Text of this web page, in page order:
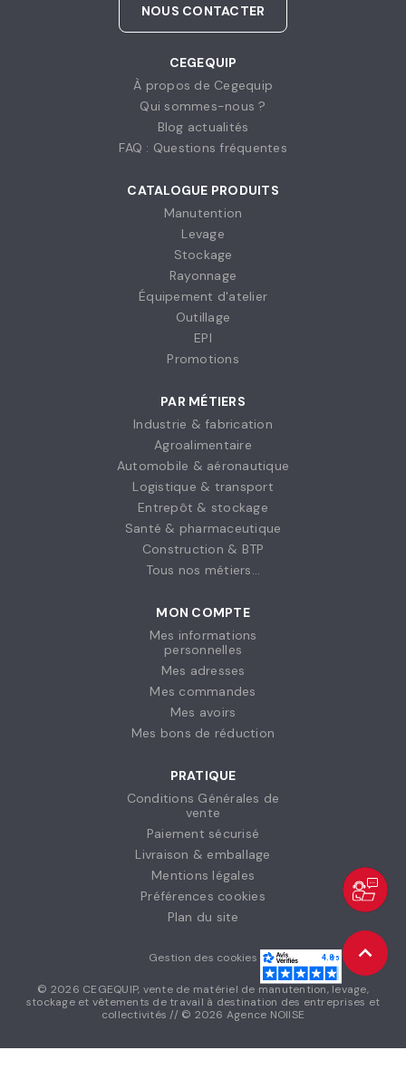
NOUS CONTACTER
CEGEQUIP
À propos de Cegequip
Qui sommes-nous ?
Blog actualités
FAQ : Questions fréquentes
CATALOGUE PRODUITS
Manutention
Levage
Stockage
Rayonnage
Équipement d'atelier
Outillage
EPI
Promotions
PAR MÉTIERS
Industrie & fabrication
Agroalimentaire
Automobile & aéronautique
Logistique & transport
Entrepôt & stockage
Santé & pharmaceutique
Construction & BTP
Tous nos métiers...
MON COMPTE
Mes informations
personnelles
Mes adresses
Mes commandes
Mes avoirs
Mes bons de réduction
PRATIQUE
Conditions Générales de
vente
Paiement sécurisé
Livraison & emballage
Mentions légales
Préférences cookies
Plan du site
Gestion des cookies
© 2026 CEGEQUIP, vente de matériel de manutention, levage,
stockage et vêtements de travail à destination des entreprises et
collectivités // © 2026 Agence NOIISE